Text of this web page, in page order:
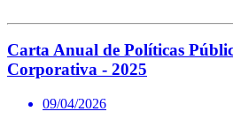
Carta Anual de Políticas
Corporativa - 2025
09/04/2026